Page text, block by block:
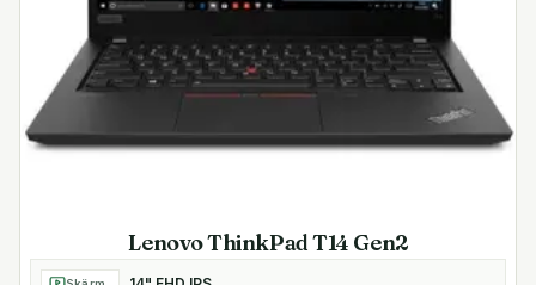
Lenovo ThinkPad T14 Gen2